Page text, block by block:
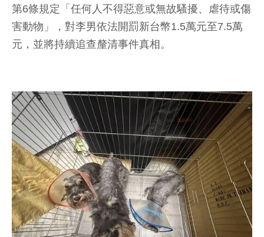
第6條規定「任何人不得惡意或無故騷擾、虐待或傷
害動物」，對李男依法開罰新台幣1.5萬元至7.5萬
元，並將持續追查釐清事件真相。